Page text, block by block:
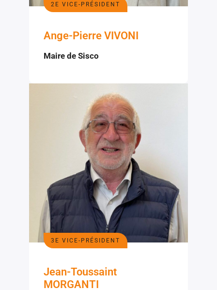
2E VICE-PRÉSIDENT
Ange-Pierre VIVONI
Maire de Sisco
3E VICE-PRÉSIDENT
Jean-Toussaint
MORGANTI